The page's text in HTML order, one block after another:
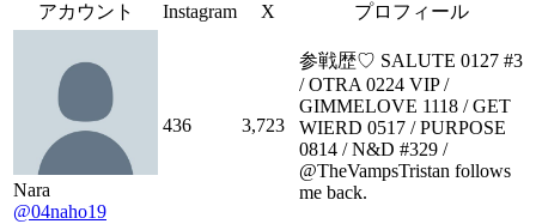
アカウント Instagram X プロフィール
Nara
@04naho19
436 3,723
参戦歴♡ SALUTE 0127 #3
/ OTRA 0224 VIP /
GIMMELOVE 1118 / GET
WIERD 0517 / PURPOSE
0814 / N&D #329 /
@TheVampsTristan follows
me back.